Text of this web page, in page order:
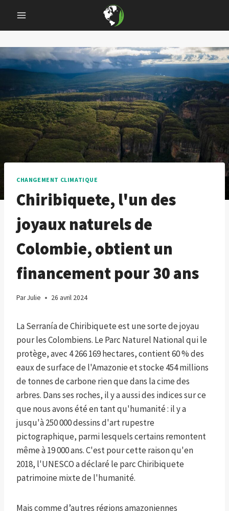
content
CHANGEMENT CLIMATIQUE
Chiribiquete, l'un des
joyaux naturels de
Colombie, obtient un
financement pour 30 ans
ParJulie 26 avril 2024
La Serranía de Chiribiquete est une sorte de joyau
pour les Colombiens. Le Parc Naturel National qui le
protège, avec 4 266 169 hectares, contient 60 % des
eaux de surface de l'Amazonie et stocke 454 millions
de tonnes de carbone rien que dans la cime des
arbres. Dans ses roches, il y a aussi des indices sur ce
que nous avons été en tant qu'humanité : il y a
jusqu'à 250 000 dessins d'art rupestre
pictographique, parmi lesquels certains remontent
même à 19 000 ans. C'est pour cette raison qu'en
2018, l'UNESCO a déclaré le parc Chiribiquete
patrimoine mixte de l'humanité.
Mais comme d’autres régions amazoniennes